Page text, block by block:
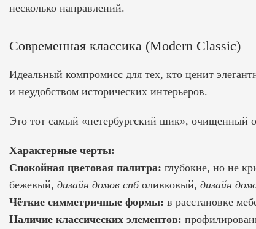
несколько направлений.
Современная классика (Modern Classic)
Идеальный компромисс для тех, кто ценит
и неудобством исторических интерьеров.
Это тот самый «петербургский шик», очищенный
Характерные черты:
Спокойная цветовая палитра: глубокие, но не
бежевый, дизайн домов спболивковый, дизайн
Чёткие симметричные формы: в расстановке
Наличие классических элементов: